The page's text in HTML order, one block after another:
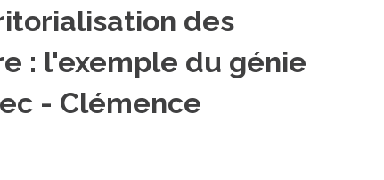
des
: l'exemple du génie
- Clémence